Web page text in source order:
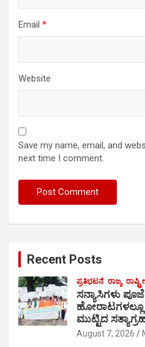
Email *
Website
Save my name, email, and
next time I comment.
Recent Posts
ಪ್ರತಿಭಟನೆ ರಾಜ್ಯ
ಸನ್ಯಾಸಿಗಳು
ಹೋರಾಟಗಳಲ್ಲೂ
ಮುಟ್ಟಿದ
August 7, 2026